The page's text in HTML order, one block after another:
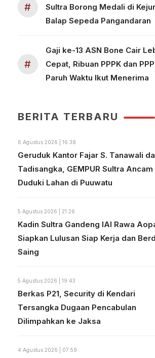
#
Sultra Borong Medali di
Balap Sepeda Pangandaran
#
Gaji ke-13 ASN Bone Cair
Cepat, Ribuan PPPK dan
Paruh Waktu Ikut Menerima
BERITA TERBARU
6 Agustus 2026 | 16:38
Geruduk Kantor Fajar S. Tanawali
Tadisangka, GEMPUR Sultra Ancam
Duduki Lahan di Puuwatu
5 Agustus 2026 | 21:26
Kadin Sultra Gandeng IAI Rawa
Siapkan Lulusan Siap Kerja dan
Saing
5 Agustus 2026 | 19:43
Berkas P21, Security di Kendari
Tersangka Dugaan Pencabulan
Dilimpahkan ke Jaksa
4 Agustus 2026 | 07:59